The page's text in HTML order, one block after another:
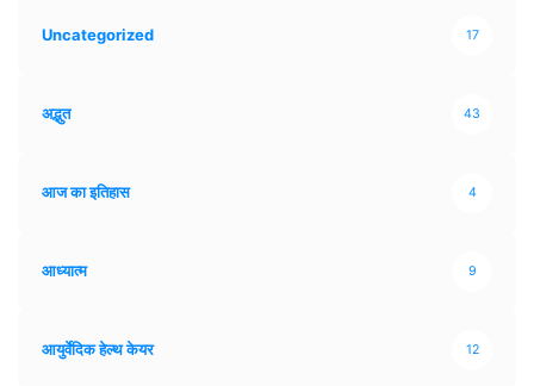
Uncategorized 17
अद्भुत 43
आज का इतिहास 4
आध्यात्म 9
आयुर्वेदिक हेल्थ केयर 12